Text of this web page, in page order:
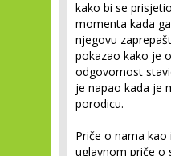
kako bi se
momenta kada
njegovu
pokazao kako je
odgovornost
je napao kada je
porodicu.
Priče o nama kao
uglavnom priče o